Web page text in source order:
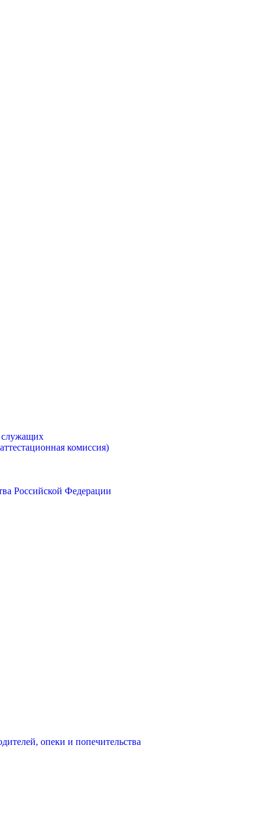
служащих
комиссия)
Российской Федерации
опеки и попечительства